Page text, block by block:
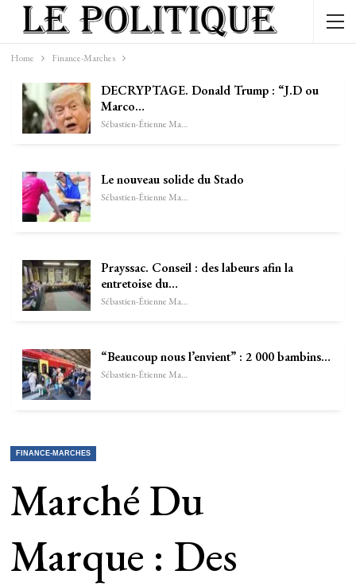
Home Finance-Marches
DECRYPTAGE. Donald Trump : “J.D ou
Marco…
Sébastien-Étienne Marechal
Le nouveau solide du Stado
Sébastien-Étienne Marechal
Prayssac. Conseil : des labeurs afin la
entretoise du…
Sébastien-Étienne Marechal
“Beaucoup nous l’envient” : 2 000 bambins…
Sébastien-Étienne Marechal
FINANCE-MARCHES
Marché Du
Marque : Des